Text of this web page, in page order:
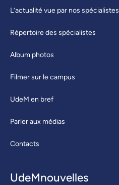
L’actualité vue par nos spécialistes
Répertoire des spécialistes
Album photos
Filmer sur le campus
UdeM en bref
Parler aux médias
Contacts
UdeMnouvelles